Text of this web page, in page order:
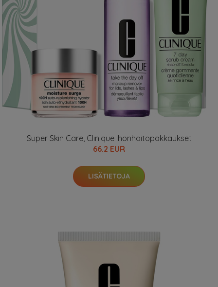
Super Skin Care, Clinique Ihonhoitopakkaukset
66.2 EUR
LISÄTIETOJA